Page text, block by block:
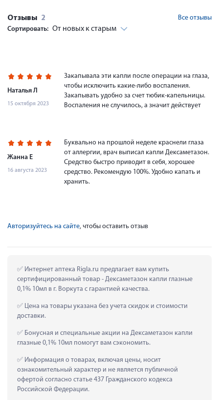
Отзывы 2
Все отзывы
Сортировать: От новых к старым
Наталья Л
15 октября 2023
Закапывала эти капли после операции на глаза,
чтобы исключить какие-либо воспаления.
Закапывать удобно за счет тюбик-капельницы.
Воспаления не случилось, а значит действует
Жанна Е
16 августа 2023
Буквально на прошлой неделе краснели глаза
от аллергии, врач выписал капли Дексаметазон.
Средство быстро приводит в себя, хорошее
средство. Рекомендую 100%. Удобно капать и
хранить.
Авторизуйтесь на сайте, чтобы оставить отзыв
Интернет аптека Rigla.ru предлагает вам купить
сертифицированный товар - Дексаметазон капли глазные
0,1% 10мл в г. Воркута с гарантией качества.
Цена на товары указана без учета скидок и стоимости
доставки.
Бонусная и специальные акции на Дексаметазон капли
глазные 0,1% 10мл помогут вам сэкономить.
Информация о товарах, включая цены, носит
ознакомительный характер и не является публичной
офертой согласно статье 437 Гражданского кодекса
Российской Федерации.